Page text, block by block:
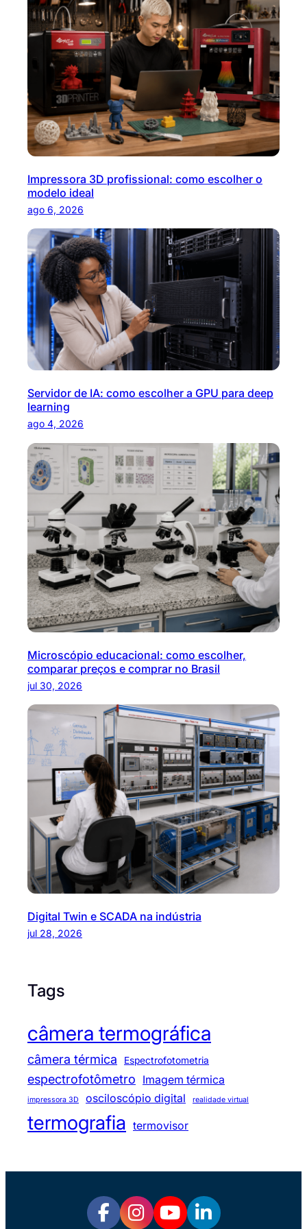
Impressora 3D profissional: como escolher o
modelo ideal
ago 6, 2026
Servidor de IA: como escolher a GPU para deep
learning
ago 4, 2026
Microscópio educacional: como escolher,
comparar preços e comprar no Brasil
jul 30, 2026
Digital Twin e SCADA na indústria
jul 28, 2026
Tags
câmera termográfica
câmera térmica Espectrofotometria
espectrofotômetro Imagem térmica
impressora 3D osciloscópio digital realidade virtual
termografia termovisor